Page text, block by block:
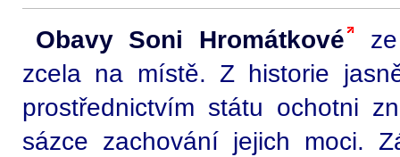
Obavy Soni Hromátkové
zcela na místě. Z historie
prostřednictvím státu ochotni
sázce zachování jejich moci.